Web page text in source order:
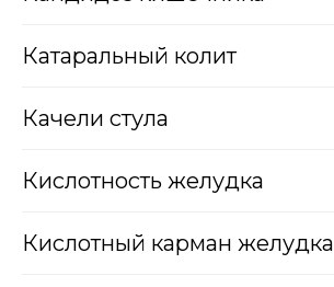
Катаральный колит
Качели стула
Кислотность желудка
Кислотный карман желудка